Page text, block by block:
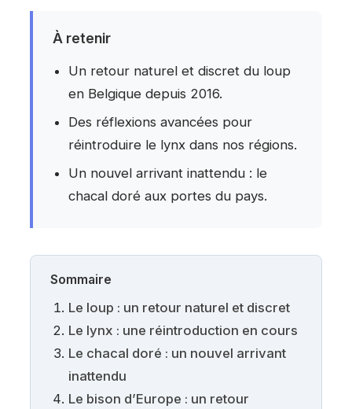
À retenir
Un retour naturel et discret du loup
en Belgique depuis 2016.
Des réflexions avancées pour
réintroduire le lynx dans nos régions.
Un nouvel arrivant inattendu : le
chacal doré aux portes du pays.
Sommaire
Le loup : un retour naturel et discret
Le lynx : une réintroduction en cours
Le chacal doré : un nouvel arrivant
inattendu
Le bison d’Europe : un retour